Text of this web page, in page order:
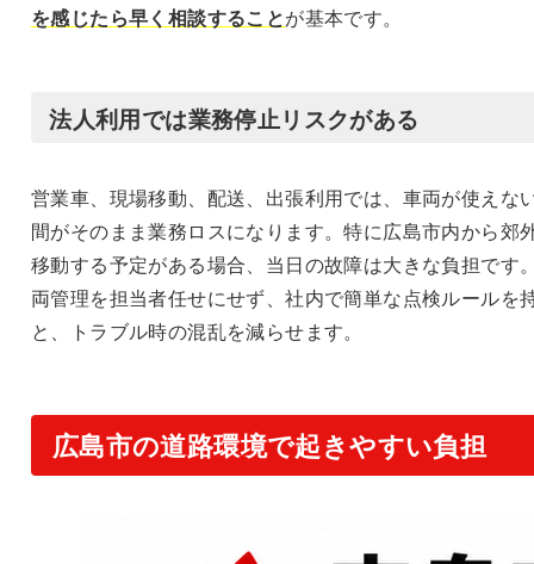
を感じたら早く相談することが基本です。
法人利用では業務停止リスクがある
営業車、現場移動、配送、出張利用では、車両が使えな
間がそのまま業務ロスになります。特に広島市内から郊
移動する予定がある場合、当日の故障は大きな負担です
両管理を担当者任せにせず、社内で簡単な点検ルールを
と、トラブル時の混乱を減らせます。
広島市の道路環境で起きやすい負担